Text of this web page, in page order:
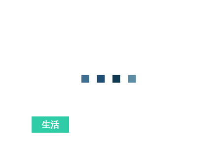
生活